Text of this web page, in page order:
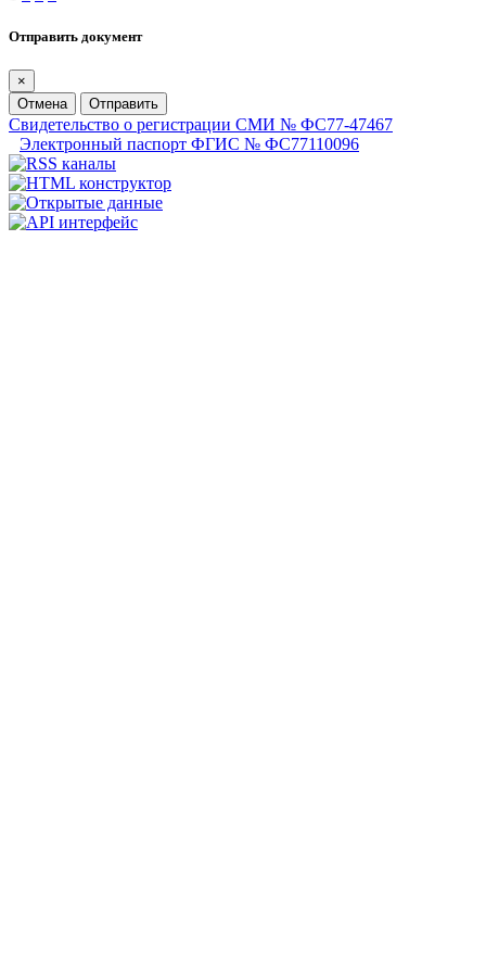
Отправить документ
×
Отмена
Отправить
Свидетельство о регистрации СМИ № ФС77-47467
Электронный паспорт ФГИС № ФС77110096